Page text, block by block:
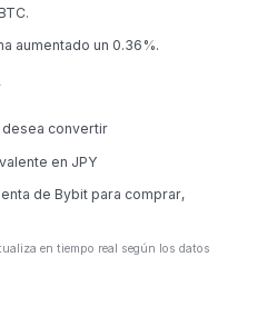
aumentado un 0.36%.
desea convertir
en JPY
de Bybit para comprar,
en tiempo real según los datos